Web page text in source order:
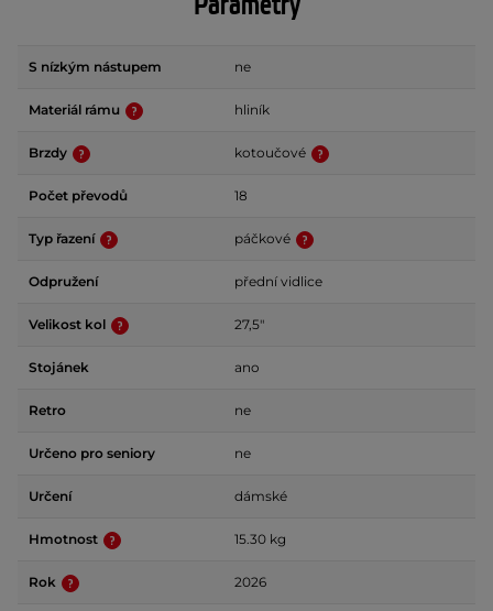
S nízkým nástupem ne
Materiál rámu hliník
Brzdy kotoučové
Počet převodů 18
Typ řazení páčkové
Odpružení přední vidlice
Velikost kol 27,5"
Stojánek ano
Retro ne
Určeno pro seniory ne
Určení dámské
Hmotnost 15.30 kg
Rok 2026